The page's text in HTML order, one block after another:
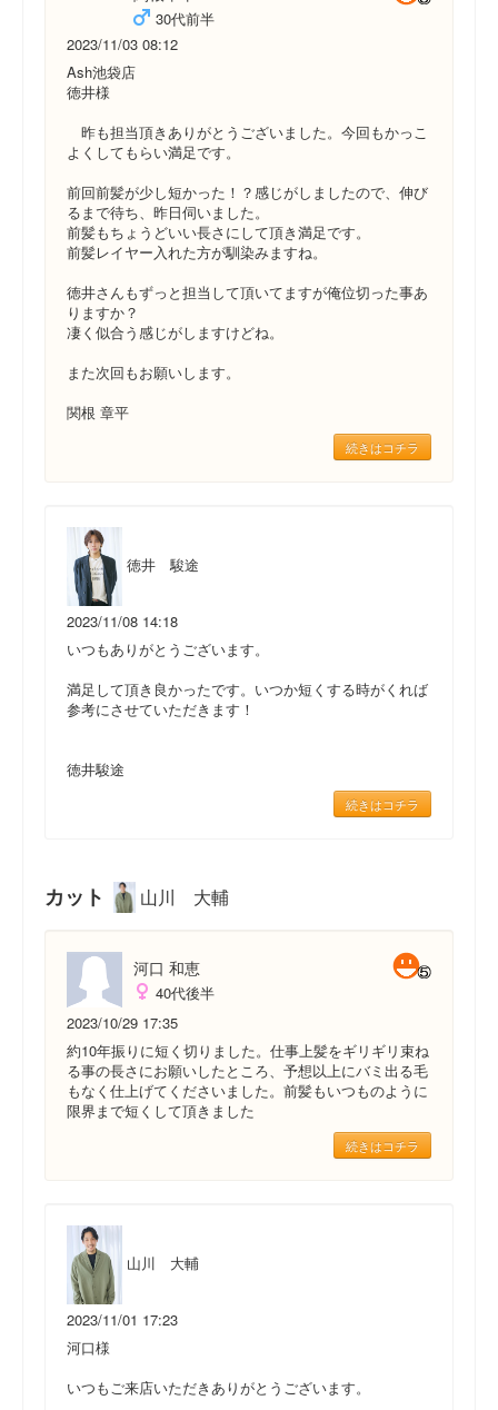
30代前半
2023/11/03 08:12
Ash池袋店
徳井様
昨も担当頂きありがとうございました。今回もかっこ
よくしてもらい満足です。
前回前髪が少し短かった！？感じがしましたので、伸び
るまで待ち、昨日伺いました。
前髪もちょうどいい長さにして頂き満足です。
前髪レイヤー入れた方が馴染みますね。
徳井さんもずっと担当して頂いてますが俺位切った事あ
りますか？
凄く似合う感じがしますけどね。
また次回もお願いします。
関根 章平
続きはコチラ
徳井 駿途
2023/11/08 14:18
いつもありがとうございます。
満足して頂き良かったです。いつか短くする時がくれば
参考にさせていただきます！
徳井駿途
続きはコチラ
カット 山川 大輔
河口 和恵
40代後半
2023/10/29 17:35
約10年振りに短く切りました。仕事上髪をギリギリ束ね
る事の長さにお願いしたところ、予想以上にバミ出る毛
もなく仕上げてくださいました。前髪もいつものように
限界まで短くして頂きました
続きはコチラ
山川 大輔
2023/11/01 17:23
河口様
いつもご来店いただきありがとうございます。